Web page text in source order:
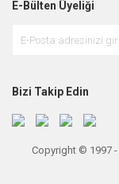
E-Bülten Üyeliği
Bizi Takip Edin
Copyright © 1997 -